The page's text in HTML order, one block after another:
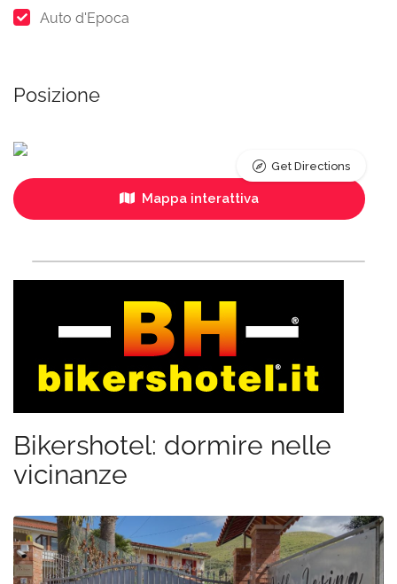
Auto d'Epoca
Posizione
Mappa interattiva
Get Directions
Bikershotel: dormire nelle
vicinanze